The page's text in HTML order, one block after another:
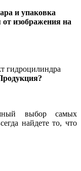
и упаковка
от изображения на
гидроцилиндра
выбор самых
найдете то, что